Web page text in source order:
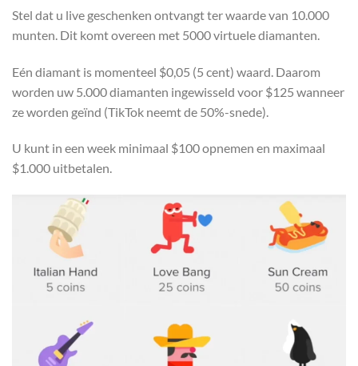
Stel dat u live geschenken ontvangt ter waarde van 10.000
munten. Dit komt overeen met 5000 virtuele diamanten.
Eén diamant is momenteel $0,05 (5 cent) waard. Daarom
worden uw 5.000 diamanten ingewisseld voor $125 wanneer
ze worden geïnd (TikTok neemt de 50%-snede).
U kunt in een week minimaal $100 opnemen en maximaal
$1.000 uitbetalen.